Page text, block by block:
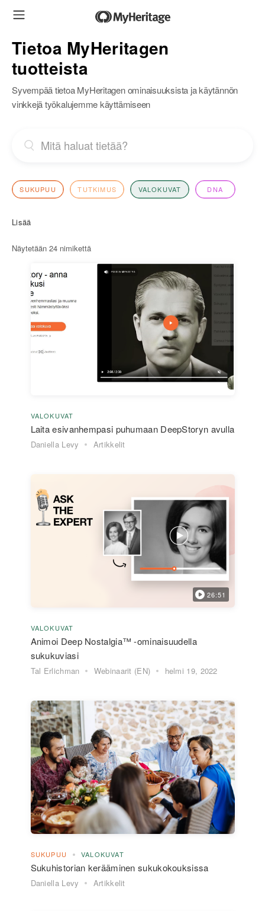
Tietoa MyHeritagen
tuotteista
Syvempää tietoa MyHeritagen ominaisuuksista ja käytännön
vinkkejä työkalujemme käyttämiseen
SUKUPUU TUTKIMUS VALOKUVAT DNA
Lisää
Näytetään 24 nimikettä
VALOKUVAT
Laita esivanhempasi puhumaan DeepStoryn avulla
Daniella Levy Artikkelit
26:51
VALOKUVAT
Animoi Deep Nostalgia™ -ominaisuudella
sukukuviasi
Tal Erlichman Webinaarit (EN) helmi 19, 2022
SUKUPUU VALOKUVAT
Sukuhistorian kerääminen sukukokouksissa
Daniella Levy Artikkelit